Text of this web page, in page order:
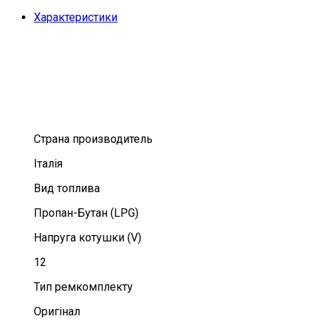
Характеристики
Страна производитель
Італія
Вид топлива
Пропан-Бутан (LPG)
Напруга котушки (V)
12
Тип ремкомплекту
Оригінал